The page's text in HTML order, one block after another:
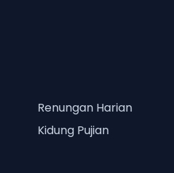
Renungan Harian
Kidung Pujian